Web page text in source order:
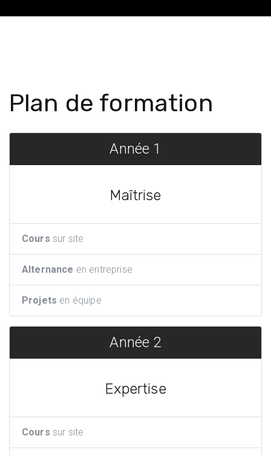
Plan de formation
Année 1
Maîtrise
Cours sur site
Alternance en entreprise
Projets en équipe
Année 2
Expertise
Cours sur site